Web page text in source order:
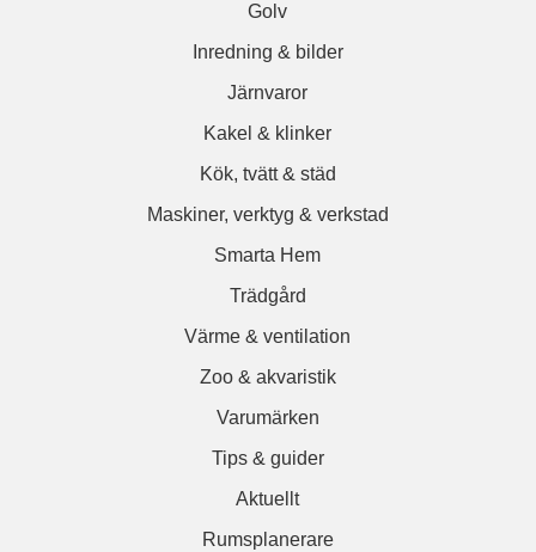
Golv
Inredning & bilder
Järnvaror
Kakel & klinker
Kök, tvätt & städ
Maskiner, verktyg & verkstad
Smarta Hem
Trädgård
Värme & ventilation
Zoo & akvaristik
Varumärken
Tips & guider
Aktuellt
Rumsplanerare